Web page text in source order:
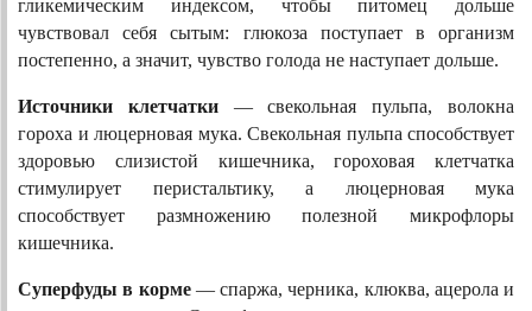
гликемическим индексом, чтобы питомец дольше
чувствовал себя сытым: глюкоза поступает в организм
постепенно, а значит, чувство голода не наступает дольше.
Источники клетчатки — свекольная пульпа, волокна
гороха и люцерновая мука. Свекольная пульпа способствует
здоровью слизистой кишечника, гороховая клетчатка
стимулирует перистальтику, а люцерновая мука
способствует размножению полезной микрофлоры
кишечника.
Суперфуды в корме — спаржа, черника, клюква, ацерола и